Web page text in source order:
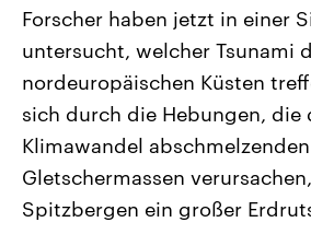
Landtagswahl Sachsen-Anhalt
Alle Informationen
Sachsen-Anhalt wählt am 6.
September 2026 einen neuen
Landtag. Seit 2021 wird das
Bundesland von einer Koalition aus
CDU, SPD und FDP regiert.-
Wahlprogramme, aktuelle Berichte
und Kandidaten der anstehenden
Forscher haben jetzt in einer
untersucht, welcher Tsunami
nordeuropäischen Küsten
sich durch die Hebungen, die
Klimawandel abschmelzenden
Gletschermassen
Spitzbergen ein großer